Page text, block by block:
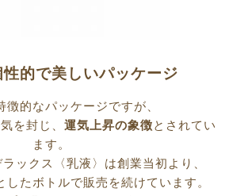
的で美しいパッケージ
徴的なパッケージですが、
を封じ、 運気上昇の象徴とされてい
ます。
ックス〈乳液〉は創業当初より、
したボトルで販売を続けています。